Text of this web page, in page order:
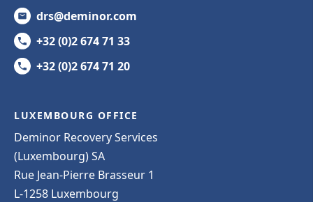
drs@deminor.com
+32 (0)2 674 71 33
+32 (0)2 674 71 20
LUXEMBOURG OFFICE
Deminor Recovery Services
(Luxembourg) SA
Rue Jean-Pierre Brasseur 1
L-1258 Luxembourg